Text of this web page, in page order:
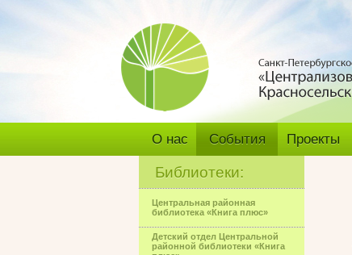
О нас События Проекты
Библиотеки:
Центральная районная
библиотека «Книга плюс»
Детский отдел Центральной
районной библиотеки «Книга